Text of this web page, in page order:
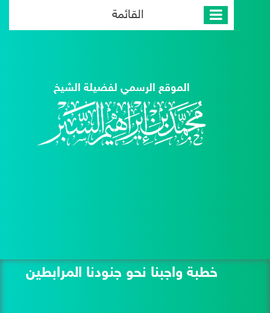
القائمة
الموقع الرسمي لفضيلة الشيخ
خطبة واجبنا نحو جنودنا المرابطين